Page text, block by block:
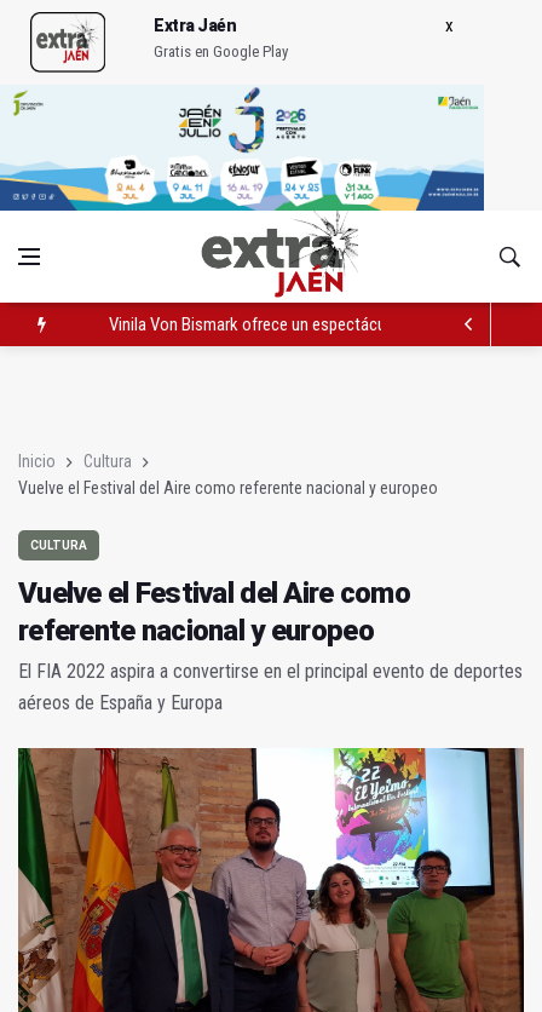
Extra Jaén
Gratis en Google Play
Vinila Von Bismark ofrece un espectáculo "rompedor" en el
Inicio
Cultura
Vuelve el Festival del Aire como referente nacional y europeo
CULTURA
Vuelve el Festival del Aire como
referente nacional y europeo
El FIA 2022 aspira a convertirse en el principal evento de deportes
aéreos de España y Europa